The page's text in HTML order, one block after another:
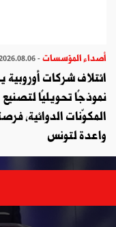
أصداء المؤسسات - 2026.08.06
ائتلاف شركات أوروبية
نموذجًا تحويليًا لتصنيع
المكوّنات الدوائية،
واعدة لتونس